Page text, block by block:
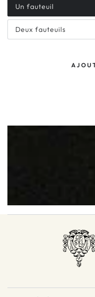
Un fauteuil
Deux fauteuils